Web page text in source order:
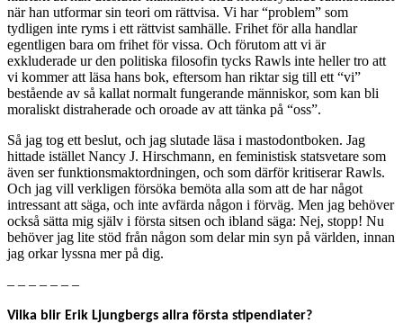
när han utformar sin teori om rättvisa. Vi har “problem” som
tydligen inte ryms i ett rättvist samhälle. Frihet för alla handlar
egentligen bara om frihet för vissa. Och förutom att vi är
exkluderade ur den politiska filosofin tycks Rawls inte heller tro att
vi kommer att läsa hans bok, eftersom han riktar sig till ett “vi”
bestående av så kallat normalt fungerande människor, som kan bli
moraliskt distraherade och oroade av att tänka på “oss”.
Så jag tog ett beslut, och jag slutade läsa i mastodontboken. Jag
hittade istället Nancy J. Hirschmann, en feministisk statsvetare som
även ser funktionsmaktordningen, och som därför kritiserar Rawls.
Och jag vill verkligen försöka bemöta alla som att de har något
intressant att säga, och inte avfärda någon i förväg. Men jag behöver
också sätta mig själv i första sitsen och ibland säga: Nej, stopp! Nu
behöver jag lite stöd från någon som delar min syn på världen, innan
jag orkar lyssna mer på dig.
– – – – – – –
Vilka blir Erik Ljungbergs allra första stipendiater?